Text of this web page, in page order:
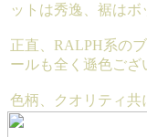
ットは秀逸、裾はボ
正直、RALPH系の
ールも全く遜色ござ
色柄、クオリティ